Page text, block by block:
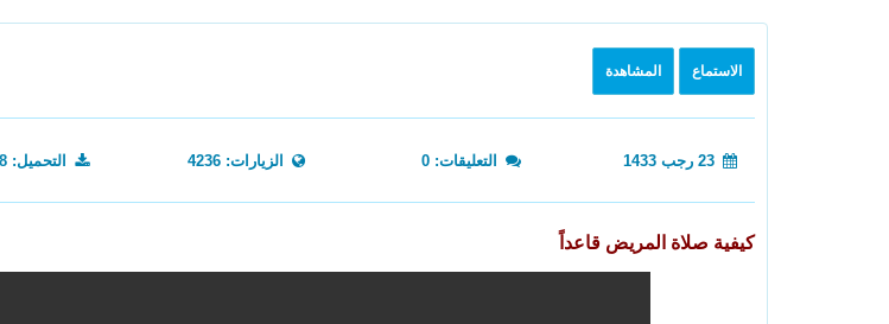
الاستماع المشاهدة
التعليقات: 0 الزيارات: 4236 التحميل: 3128
كيفية صلاة المريض قاعداً